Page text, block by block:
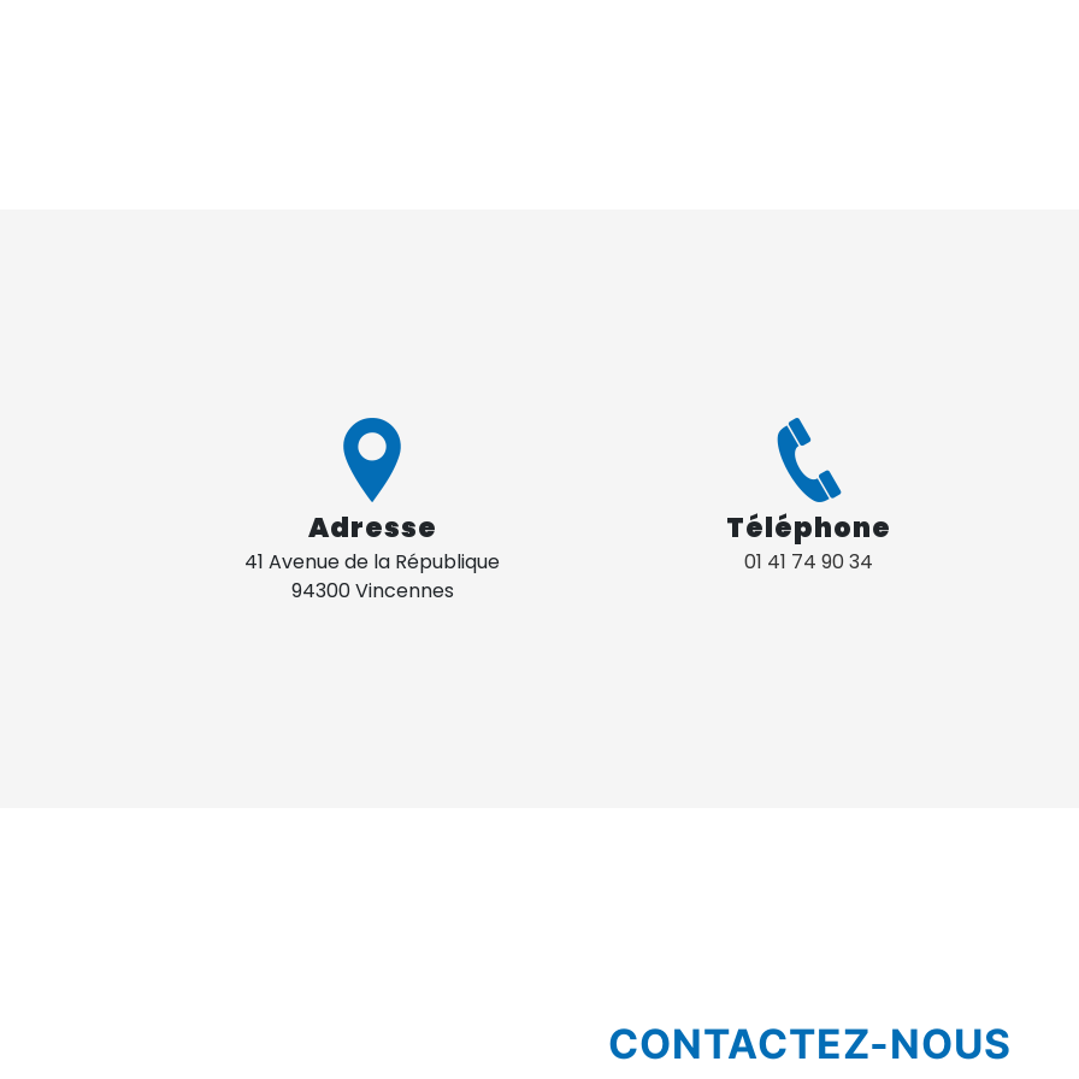
Adresse
41 Avenue de la République
94300 Vincennes
Téléphone
01 41 74 90 34
CONTACTEZ-NOUS